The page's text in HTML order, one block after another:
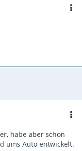
habe aber schon
ums Auto entwickelt.